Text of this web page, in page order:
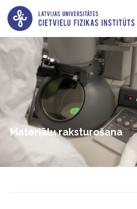
Materiālu raksturošana